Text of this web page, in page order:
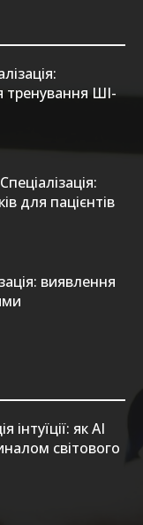
тренування ШІ-
для пацієнтів
виявлення
інтуїції: як AI
світового